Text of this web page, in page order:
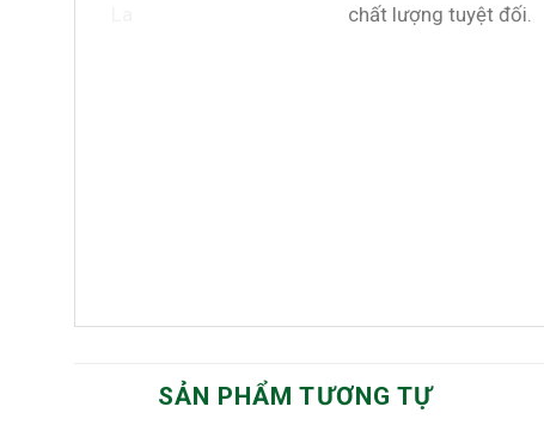
chất lượng tuyệt đối.
SẢN PHẨM TƯƠNG TỰ